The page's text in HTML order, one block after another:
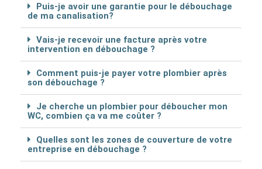
Puis-je avoir une garantie pour le débouchage
de ma canalisation?
Vais-je recevoir une facture après votre
intervention en débouchage ?
Comment puis-je payer votre plombier après
son débouchage ?
Je cherche un plombier pour déboucher mon
WC, combien ça va me coûter ?
Quelles sont les zones de couverture de votre
entreprise en débouchage ?